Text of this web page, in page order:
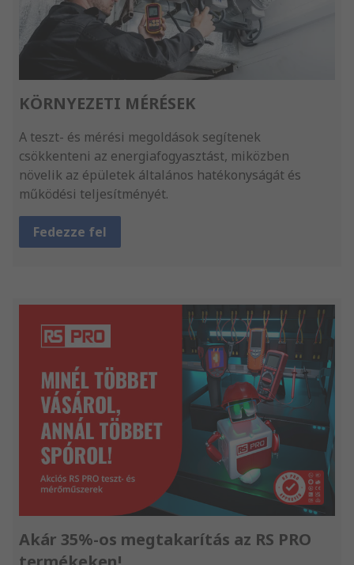
KÖRNYEZETI MÉRÉSEK
A teszt- és mérési megoldások segítenek
csökkenteni az energiafogyasztást, miközben
növelik az épületek általános hatékonyságát és
működési teljesítményét.
Fedezze fel
Akár 35%-os megtakarítás az RS PRO